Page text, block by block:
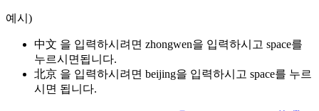
예시)
中文 을 입력하시려면 zhongwen을 입력하시고 space를
누르시면됩니다.
北京 을 입력하시려면 beijing을 입력하시고 space를 누르
시면 됩니다.